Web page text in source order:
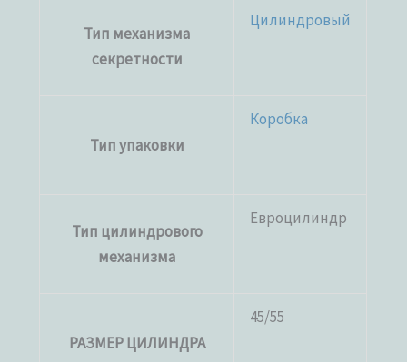
Тип механизма
секретности
Цилиндровый
Тип упаковки
Коробка
Тип цилиндрового
механизма
Евроцилиндр
РАЗМЕР ЦИЛИНДРА
45/55